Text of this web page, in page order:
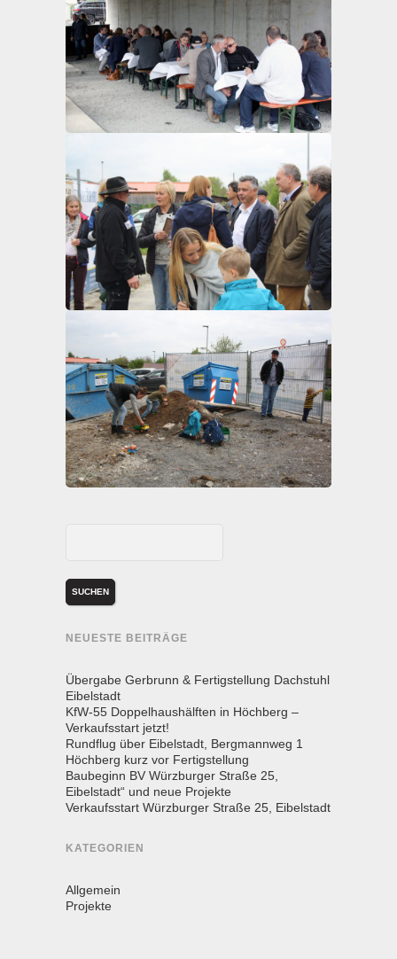
NEUESTE BEITRÄGE
Übergabe Gerbrunn & Fertigstellung Dachstuhl
Eibelstadt
KfW-55 Doppelhaushälften in Höchberg –
Verkaufsstart jetzt!
Rundflug über Eibelstadt, Bergmannweg 1
Höchberg kurz vor Fertigstellung
Baubeginn BV Würzburger Straße 25,
Eibelstadt“ und neue Projekte
Verkaufsstart Würzburger Straße 25, Eibelstadt
KATEGORIEN
Allgemein
Projekte